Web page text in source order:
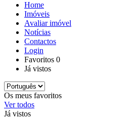
Home
Imóveis
Avaliar imóvel
Notícias
Contactos
Login
Favoritos 0
Já vistos
Os meus favoritos
Ver todos
Já vistos